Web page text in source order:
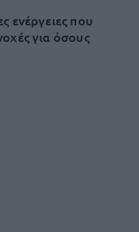
ενέργειες που
για όσους